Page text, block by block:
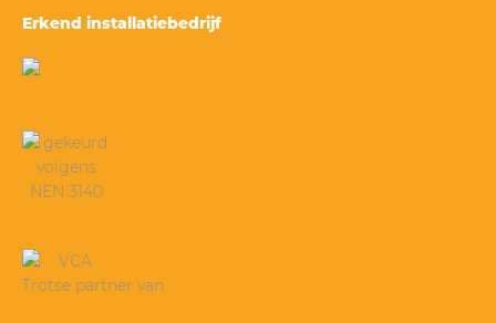
Erkend installatiebedrijf
Trotse partner van